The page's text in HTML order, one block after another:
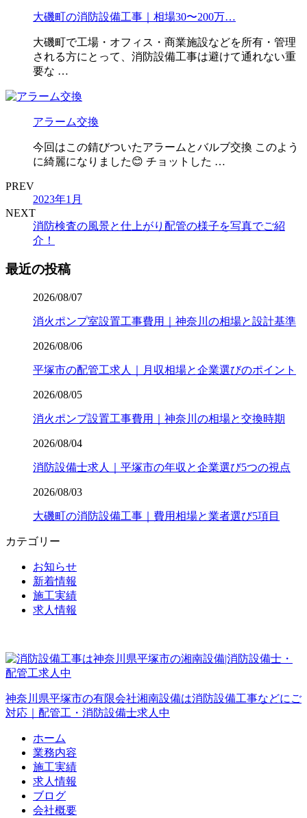
大磯町の消防設備工事｜相場30〜200万…
大磯町で工場・オフィス・商業施設などを所有・管理
される方にとって、消防設備工事は避けて通れない重
要な …
アラーム交換
今回はこの錆びついたアラームとバルブ交換 このよう
に綺麗になりました😊 チョットした …
PREV
2023年1月
NEXT
消防検査の風景と仕上がり配管の様子を写真でご紹
介！
最近の投稿
2026/08/07
消火ポンプ室設置工事費用｜神奈川の相場と設計基準
2026/08/06
平塚市の配管工求人｜月収相場と企業選びのポイント
2026/08/05
消火ポンプ設置工事費用｜神奈川の相場と交換時期
2026/08/04
消防設備士求人｜平塚市の年収と企業選び5つの視点
2026/08/03
大磯町の消防設備工事｜費用相場と業者選び5項目
カテゴリー
お知らせ
新着情報
施工実績
求人情報
神奈川県平塚市の有限会社湘南設備は消防設備工事などにご
対応｜配管工・消防設備士求人中
ホーム
業務内容
施工実績
求人情報
ブログ
会社概要